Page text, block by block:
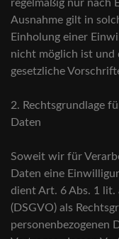
regelmäßig nur nach
Ausnahme gilt in
Einholung einer
nicht möglich ist und
gesetzliche
2. Rechtsgrundlage
Daten
Soweit wir für
Daten eine
dient Art. 6 Abs. 1 lit.
(DSGVO) als
personenbezogenen